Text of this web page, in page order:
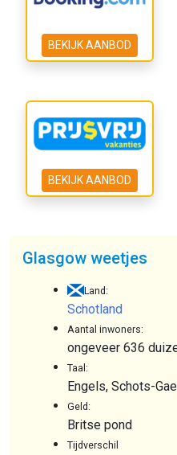
BEKIJK AANBOD
BEKIJK AANBOD
Glasgow weetjes
Land:
Schotland
Aantal inwoners:
ongeveer 636
Taal:
Engels, Schots-
Geld:
Britse pond
Tijdverschil